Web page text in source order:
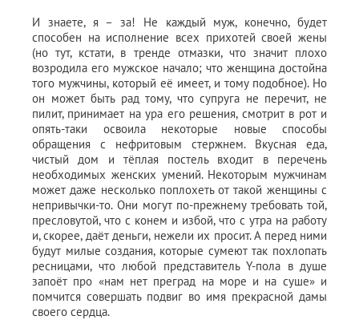
И знаете, я – за! Не каждый муж, конечно, будет
способен на исполнение всех прихотей своей жены
(но тут, кстати, в тренде отмазки, что значит плохо
возродила его мужское начало; что женщина достойна
того мужчины, который её имеет, и тому подобное). Но
он может быть рад тому, что супруга не перечит, не
пилит, принимает на ура его решения, смотрит в рот и
опять-таки освоила некоторые новые способы
обращения с нефритовым стержнем. Вкусная еда,
чистый дом и тёплая постель входит в перечень
необходимых женских умений. Некоторым мужчинам
может даже несколько поплохеть от такой женщины с
непривычки-то. Они могут по-прежнему требовать той,
пресловутой, что с конем и избой, что с утра на работу
и, скорее, даёт деньги, нежели их просит. А перед ними
будут милые создания, которые сумеют так похлопать
ресницами, что любой представитель Y-пола в душе
запоёт про «нам нет преград на море и на суше» и
помчится совершать подвиг во имя прекрасной дамы
своего сердца.